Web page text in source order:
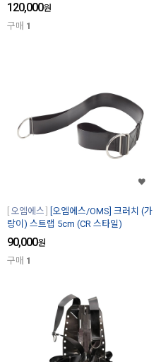
120,000원
구매 1
오엠에스
[오엠에스/OMS] 크러치 (가
랑이) 스트랩 5cm (CR 스타일)
90,000원
구매 1